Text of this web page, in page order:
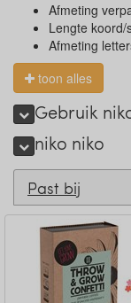
Afmeting
Lengte koord/
Afmeting
toon alles
Gebruik
niko niko
Past bij